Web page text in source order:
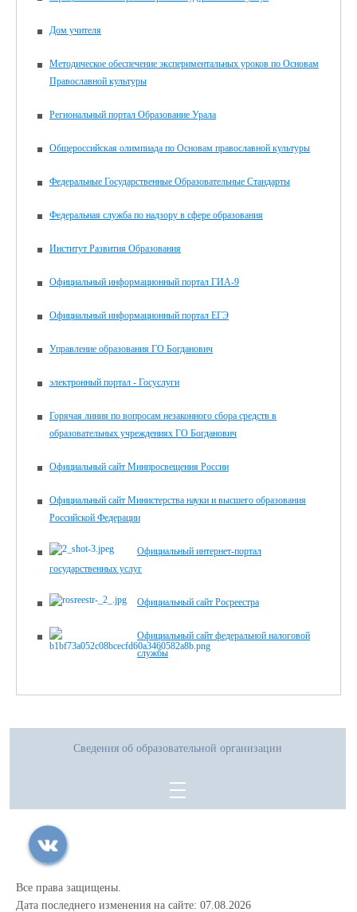
Дом учителя
Методическое обеспечение экспериментальных уроков по Основам
Православной культуры
Региональный портал Образование Урала
Общероссийская олимпиада по Основам православной культуры
Федеральные Государственные Образовательные Стандарты
Федеральная служба по надзору в сфере образования
Институт Развития Образования
Официальный информационный портал ГИА-9
Официальный информационный портал ЕГЭ
Управление образования ГО Богданович
электронный портал - Госуслуги
Горячая линия по вопросам незаконного сбора средств в
образовательных учреждениях ГО Богданович
Официальный сайт Минпросвещения России
Официальный сайт Министерства науки и высшего образования
Российской Федерации
Официальный интернет-портал
государственных услуг
Официальный сайт Росреестра
Официальный сайт федеральной налоговой
службы
Сведения об образовательной организации
Все права защищены.
Дата последнего изменения на сайте: 07.08.2026